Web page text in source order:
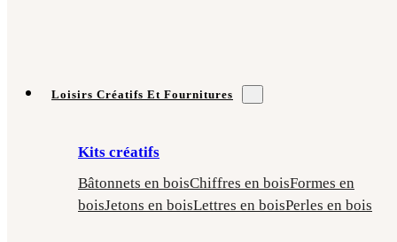
Loisirs Créatifs Et Fournitures
Kits créatifs
Bâtonnets en boisChiffres en boisFormes en
boisJetons en boisLettres en boisPerles en bois